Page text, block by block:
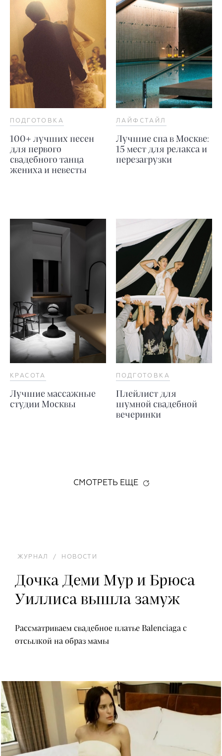
ПОДГОТОВКА
100+ лучших песен
для первого
свадебного танца
жениха и невесты
ЛАЙФСТАЙЛ
Лучшие спа в Москве:
15 мест для релакса и
перезагрузки
КРАСОТА
Лучшие массажные
студии Москвы
ПОДГОТОВКА
Плейлист для
шумной свадебной
вечеринки
СМОТРЕТЬ ЕЩЕ
ЖУРНАЛ / НОВОСТИ
Дочка Деми Мур и Брюса
Уиллиса вышла замуж
Рассматриваем свадебное платье Balenciaga с
отсылкой на образ мамы